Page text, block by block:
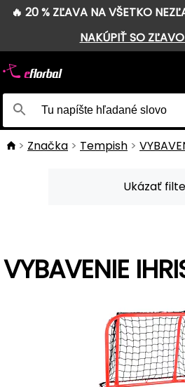
🔥 20 % ZĽAVA NA VŠETKO
NAKÚPIŤ SO
Značka Tempish
Ukázať
VYBAVENIE